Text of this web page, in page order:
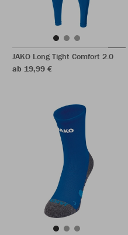
JAKO Long Tight Comfort 2.0
ab 19,99 €